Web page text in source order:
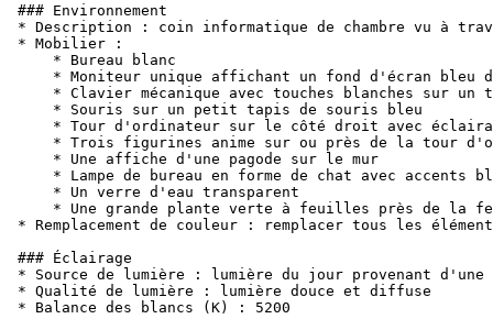
### Environnement
* Description : coin informatique de chambre vu à
* Mobilier :
    * Bureau blanc
* Moniteur unique affichant un fond d'écran bleu
* Clavier mécanique avec touches blanches sur un
    * Souris sur un petit tapis de souris bleu
* Tour d'ordinateur sur le côté droit avec
* Trois figurines anime sur ou près de la tour
    * Une affiche d'une pagode sur le mur
* Lampe de bureau en forme de chat avec accents
    * Un verre d'eau transparent
* Une grande plante verte à feuilles près de la
* Remplacement de couleur : remplacer tous les
### Éclairage
* Source de lumière : lumière du jour provenant
* Qualité de lumière : lumière douce et diffuse
* Balance des blancs (K) : 5200